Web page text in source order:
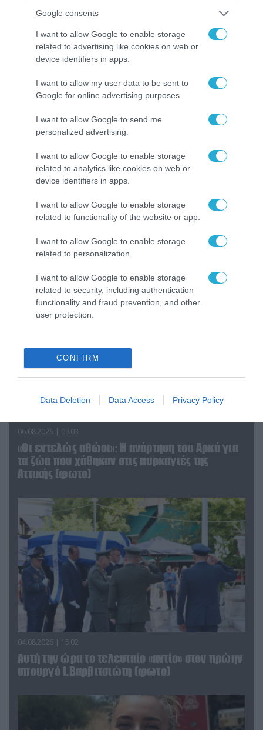
Google consents
I want to allow Google to enable storage
related to advertising like cookies on web or
device identifiers in apps.
I want to allow my user data to be sent to
Google for online advertising purposes.
I want to allow Google to send me
personalized advertising.
I want to allow Google to enable storage
related to analytics like cookies on web or
device identifiers in apps.
I want to allow Google to enable storage
related to functionality of the website or app.
I want to allow Google to enable storage
related to personalization.
I want to allow Google to enable storage
related to security, including authentication
functionality and fraud prevention, and other
user protection.
CONFIRM
Data Deletion Data Access Privacy Policy
07.08.2026 | 20:02
Κωνσταντίνο Ζούλα από τον ΣΚΑΪ – Ο λόγος της
απομάκρυνσής του
06.08.2026 | 14:02
«Επιχείρηση ελεύθερα πεζοδρόμια» στην
Αθήνα: Απομακρύνθηκαν παράνομα
αντικείμενα από κοινόχρηστους χώρους
06.08.2026 | 09:03
«Οι εντελώς αθώοι»: Η ανάρτηση του Αρκά για
τα ζώα που χάθηκαν στις πυρκαγιές της
Αττικής (φωτο)
04.08.2026 | 15:02
Αυτή την ώρα το τελευταίο «αντίο» στον πρώην
υπουργό Ι.Βαρβιτσιώτη (φωτο)